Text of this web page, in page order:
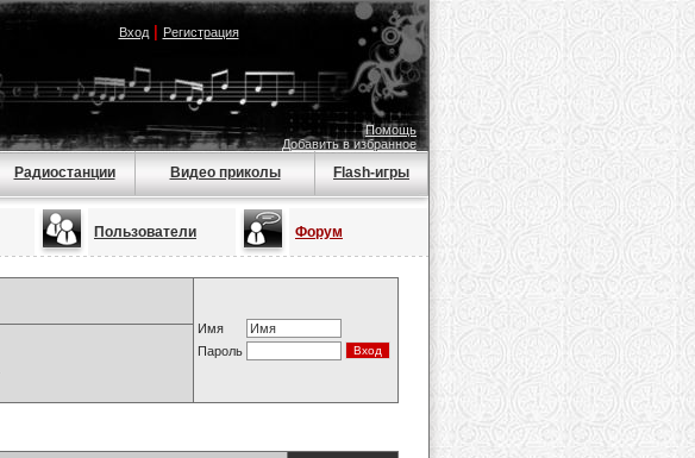
Вход| Регистрация
Помощь
Добавить в избранное
Радиостанции Видео приколы Flash-игры
Пользователи Форум
Имя
Пароль